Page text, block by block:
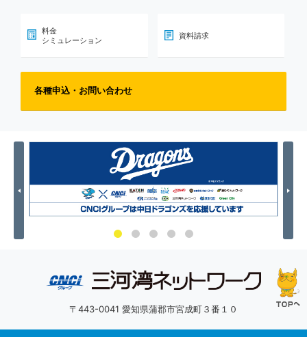
料金
シミュレーション
資料請求
各種申込・お問い合わせ
Previous Next
〒443-0041 愛知県蒲郡市宮成町３番１０